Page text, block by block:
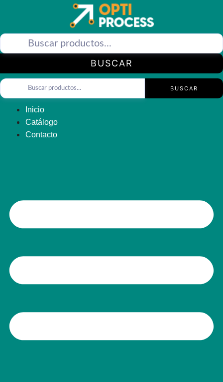
BUSCAR
BUSCAR
Inicio
Catálogo
Contacto